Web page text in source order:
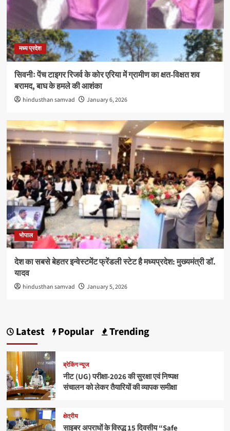
मध्य प्रदेश
सिवनीः पेंच टाइगर रिजर्व के कोर एरिया में ग्रामीण का क्षत-विक्षत शव
बरामद, बाघ के हमले की आशंका
hindusthan samvad January 6, 2026
भोपाल
देश का सबसे बेहतर इन्वेस्टमेंट फ्रेंडली स्टेट है मध्यप्रदेश: मुख्यमंत्री डॉ.
यादव
hindusthan samvad January 5, 2026
Latest Popular Trending
ब्रेकिंग न्यूज
नीट (UG) परीक्षा-2026 की सुरक्षा एवं निष्पक्ष
संचालन को लेकर तैयारियों की व्यापक समीक्षा
क्षेत्रीय
साइबर अपराधों के विरुद्ध 15 दिवसीय “Safe